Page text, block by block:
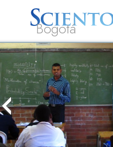
Bogotá
Acerca de
Nosotros
L. Ronald
Hubbard
Scientology?